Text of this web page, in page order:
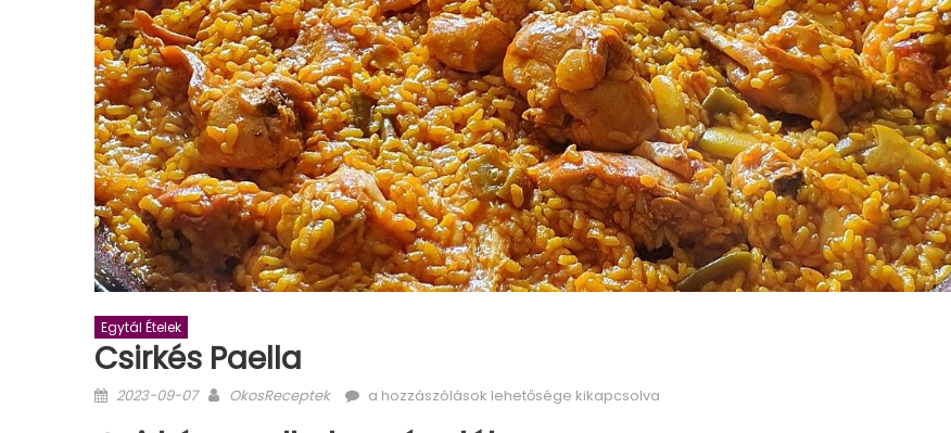
Egytál Ételek
Csirkés Paella
Posted
2023-09-07 Author
OkosReceptek
Csirkés
a hozzászólások lehetősége kikapcsolva